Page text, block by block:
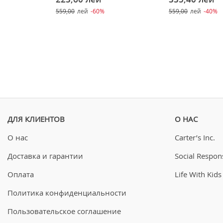
559,00 лей -60% 559,00 лей -40%
ДЛЯ КЛИЕНТОВ
О нас
Доставка и гарантии
Оплата
Политика конфиденциальности
Пользовательское соглашение
О НАС
Carter’s Inc.
Social
Life With Kids